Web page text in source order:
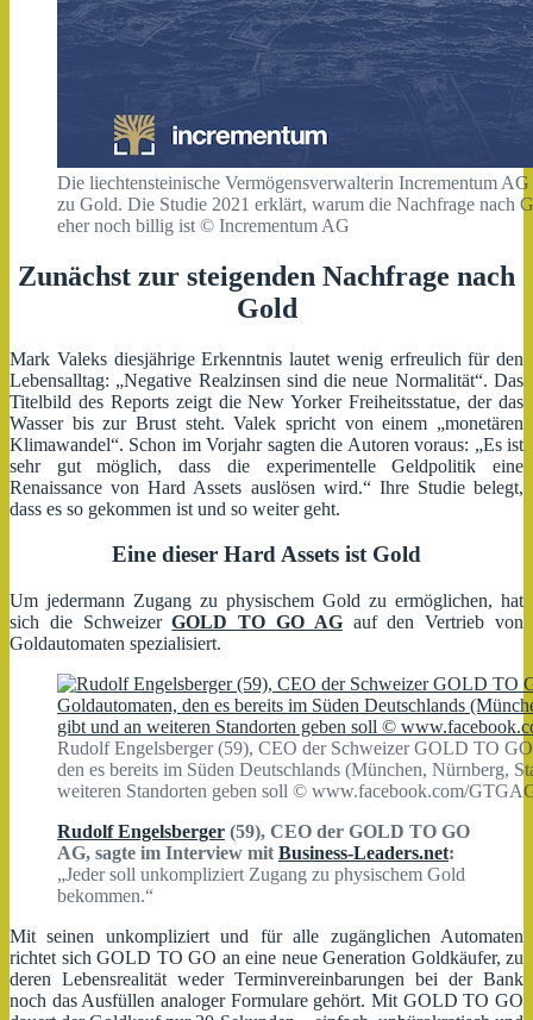
Die liechtensteinische Vermögensverwalterin Incrementum
zu Gold. Die Studie 2021 erklärt, warum die Nachfrage nach
eher noch billig ist © Incrementum AG
Zunächst zur steigenden Nachfrage nach
Gold
Mark Valeks diesjährige Erkenntnis lautet wenig erfreulich für den
Lebensalltag: „Negative Realzinsen sind die neue Normalität“. Das
Titelbild des Reports zeigt die New Yorker Freiheitsstatue, der das
Wasser bis zur Brust steht. Valek spricht von einem „monetären
Klimawandel“. Schon im Vorjahr sagten die Autoren voraus: „Es ist
sehr gut möglich, dass die experimentelle Geldpolitik eine
Renaissance von Hard Assets auslösen wird.“ Ihre Studie belegt,
dass es so gekommen ist und so weiter geht.
Eine dieser Hard Assets ist Gold
Um jedermann Zugang zu physischem Gold zu ermöglichen, hat
sich die SchweizerGOLD TO GO AGauf den Vertrieb von
Goldautomaten spezialisiert.
Rudolf Engelsberger (59), CEO der Schweizer GOLD TO
den es bereits im Süden Deutschlands (München, Nürnberg,
weiteren Standorten geben soll © www.facebook.com/
Rudolf Engelsberger (59), CEO der GOLD TO GO
AG, sagte im Interview mit Business-Leaders.net:
„Jeder soll unkompliziert Zugang zu physischem Gold
bekommen.“
Mit seinen unkompliziert und für alle zugänglichen Automaten
richtet sich GOLD TO GO an eine neue Generation Goldkäufer, zu
deren Lebensrealität weder Terminvereinbarungen bei der Bank
noch das Ausfüllen analoger Formulare gehört. Mit GOLD TO GO